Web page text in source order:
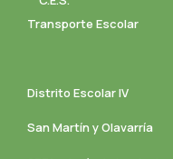
Transporte Escolar
Distrito Escolar IV
San Martín y Olavarría